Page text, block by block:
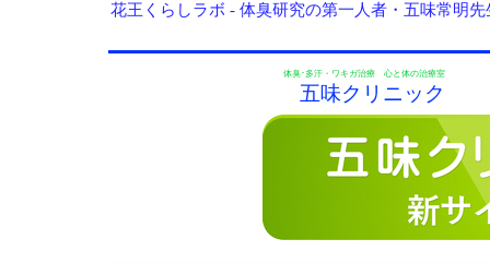
花王くらしラボ - 体臭研究の第一人者・五味常明
体臭･多汗・ワキガ治療 心と体の治療室
五味クリニック